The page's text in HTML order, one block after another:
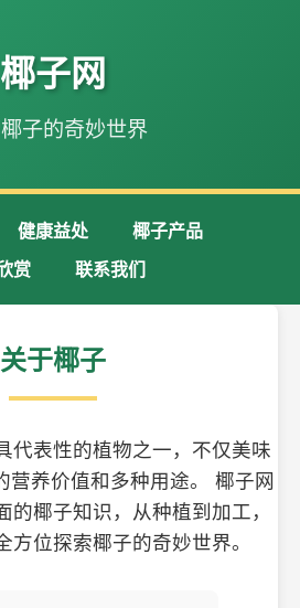
椰子网
子的奇妙世界
健康益处
椰子产品
赏
联系我们
关于椰子
代表性的植物之一，不仅美味
营养价值和多种用途。 椰子网
椰子知识，从种植到加工，
方位探索椰子的奇妙世界。